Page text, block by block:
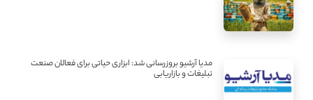
مدیا آرشیو بروزرسانی شد: ابزاری حیاتی برای فعالان صنعت
تبلیغات و بازاریابی